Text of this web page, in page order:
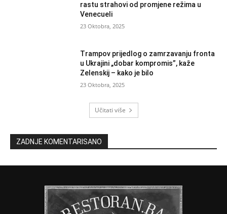
rastu strahovi od promjene režima u
Venecueli
23 Oktobra, 2025
Trampov prijedlog o zamrzavanju fronta
u Ukrajini „dobar kompromis”, kaže
Zelenskij – kako je bilo
23 Oktobra, 2025
Učitati više
ZADNJE KOMENTARISANO